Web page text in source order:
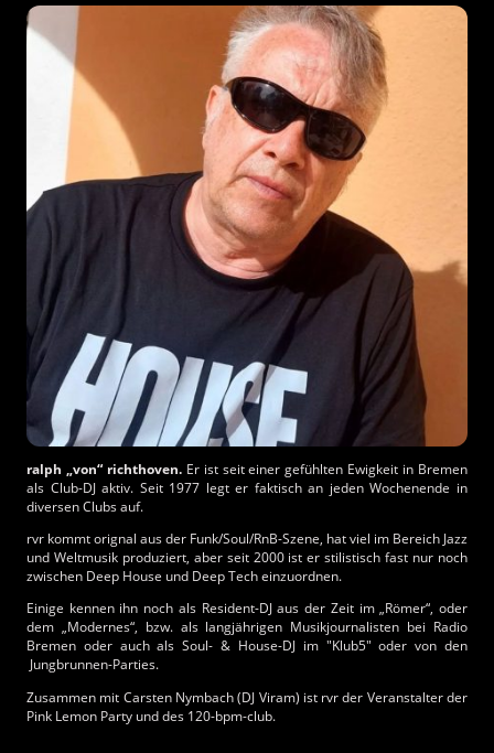
ralph „von“ richthoven.Er ist seit einer gefühlten Ewigkeit in Bremen
als Club-DJ aktiv. Seit 1977 legt er faktisch an jeden Wochenende in
diversen Clubs auf.
rvr kommt orignal aus der Funk/Soul/RnB-Szene, hat viel im Bereich Jazz
und Weltmusik produziert, aber seit 2000 ist er stilistisch fast nur noch
zwischen Deep House und Deep Tech einzuordnen.
Einige kennen ihn noch als Resident-DJ aus der Zeit im „Römer“, oder
dem „Modernes“, bzw. als langjährigen Musikjournalisten bei Radio
Bremen oder auch als Soul- & House-DJ im "Klub5" oder von den
Jungbrunnen-Parties.
Zusammen mit Carsten Nymbach (DJ Viram) ist rvr der Veranstalter der
Pink Lemon Party und des 120-bpm-club.